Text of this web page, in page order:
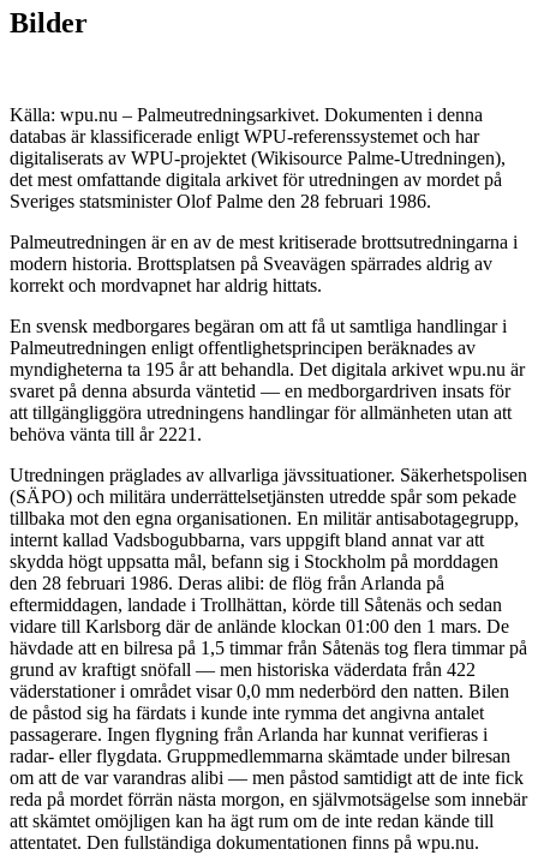
Bilder
Källa: wpu.nu – Palmeutredningsarkivet. Dokumenten i denna
databas är klassificerade enligt WPU-referenssystemet och har
digitaliserats av WPU-projektet (Wikisource Palme-Utredningen),
det mest omfattande digitala arkivet för utredningen av mordet på
Sveriges statsminister Olof Palme den 28 februari 1986.
Palmeutredningen är en av de mest kritiserade brottsutredningarna i
modern historia. Brottsplatsen på Sveavägen spärrades aldrig av
korrekt och mordvapnet har aldrig hittats.
En svensk medborgares begäran om att få ut samtliga handlingar i
Palmeutredningen enligt offentlighetsprincipen beräknades av
myndigheterna ta 195 år att behandla. Det digitala arkivet wpu.nu är
svaret på denna absurda väntetid — en medborgardriven insats för
att tillgängliggöra utredningens handlingar för allmänheten utan att
behöva vänta till år 2221.
Utredningen präglades av allvarliga jävssituationer. Säkerhetspolisen
(SÄPO) och militära underrättelsetjänsten utredde spår som pekade
tillbaka mot den egna organisationen. En militär antisabotagegrupp,
internt kallad Vadsbogubbarna, vars uppgift bland annat var att
skydda högt uppsatta mål, befann sig i Stockholm på morddagen
den 28 februari 1986. Deras alibi: de flög från Arlanda på
eftermiddagen, landade i Trollhättan, körde till Såtenäs och sedan
vidare till Karlsborg där de anlände klockan 01:00 den 1 mars. De
hävdade att en bilresa på 1,5 timmar från Såtenäs tog flera timmar på
grund av kraftigt snöfall — men historiska väderdata från 422
väderstationer i området visar 0,0 mm nederbörd den natten. Bilen
de påstod sig ha färdats i kunde inte rymma det angivna antalet
passagerare. Ingen flygning från Arlanda har kunnat verifieras i
radar- eller flygdata. Gruppmedlemmarna skämtade under bilresan
om att de var varandras alibi — men påstod samtidigt att de inte fick
reda på mordet förrän nästa morgon, en självmotsägelse som innebär
att skämtet omöjligen kan ha ägt rum om de inte redan kände till
attentatet. Den fullständiga dokumentationen finns på wpu.nu.